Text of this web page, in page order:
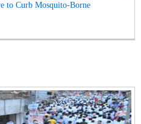
to Curb Mosquito-Borne